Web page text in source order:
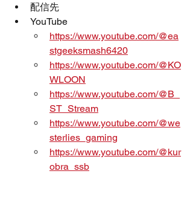
配信先
YouTube
https://www.youtube.com/@ea
stgeeksmash6420
https://www.youtube.com/@KO
WLOON
https://www.youtube.com/@B_
ST_Stream
https://www.youtube.com/@we
sterlies_gaming
https://www.youtube.com/@kur
obra_ssb